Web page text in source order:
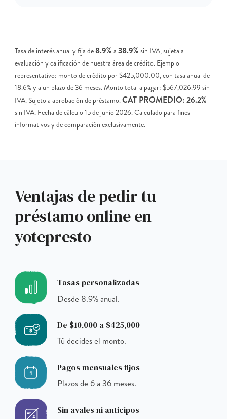
Tasa de interés anual y fija de8.9% a 38.9% sin IVA, sujeta a
evaluación y calificación de nuestra área de crédito. Ejemplo
representativo: monto de crédito por $425,000.00, con tasa anual de
18.6% y a un plazo de 36 meses. Monto total a pagar: $567,026.99 sin
IVA. Sujeto a aprobación de préstamo.CAT PROMEDIO: 26.2%
sin IVA. Fecha de cálculo 15 de junio 2026. Calculado para fines
informativos y de comparación exclusivamente.
Ventajas de pedir tu
préstamo online en
yotepresto
Tasas personalizadas
Desde 8.9% anual.
De $10,000 a $425,000
Tú decides el monto.
Pagos mensuales fijos
Plazos de 6 a 36 meses.
Sin avales ni anticipos